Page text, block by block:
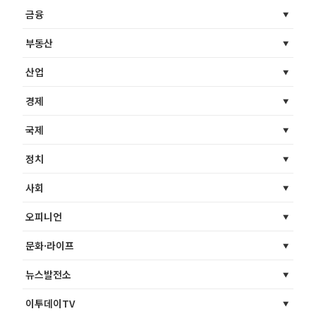
금융
부동산
산업
경제
국제
정치
사회
오피니언
문화·라이프
뉴스발전소
이투데이TV